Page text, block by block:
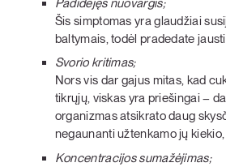
Padidėjęs nuovargis;
Šis simptomas yra glaudžiai
baltymais, todėl pradedate
Svorio kritimas;
Nors vis dar gajus mitas, kad
tikrųjų, viskas yra priešingai –
organizmas atsikrato daug
negaunanti užtenkamo jų
Koncentracijos sumažėjimas;